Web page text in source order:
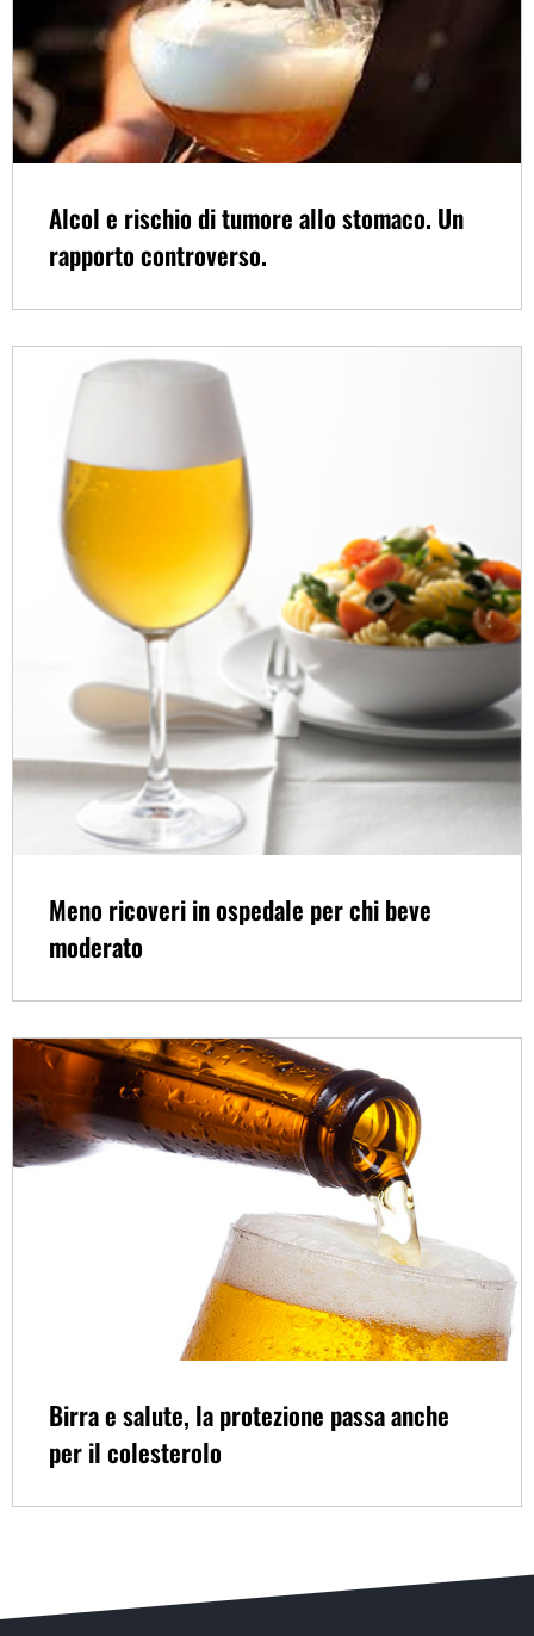
Alcol e rischio di tumore allo stomaco. Un
rapporto controverso.
Meno ricoveri in ospedale per chi beve
moderato
Birra e salute, la protezione passa anche
per il colesterolo